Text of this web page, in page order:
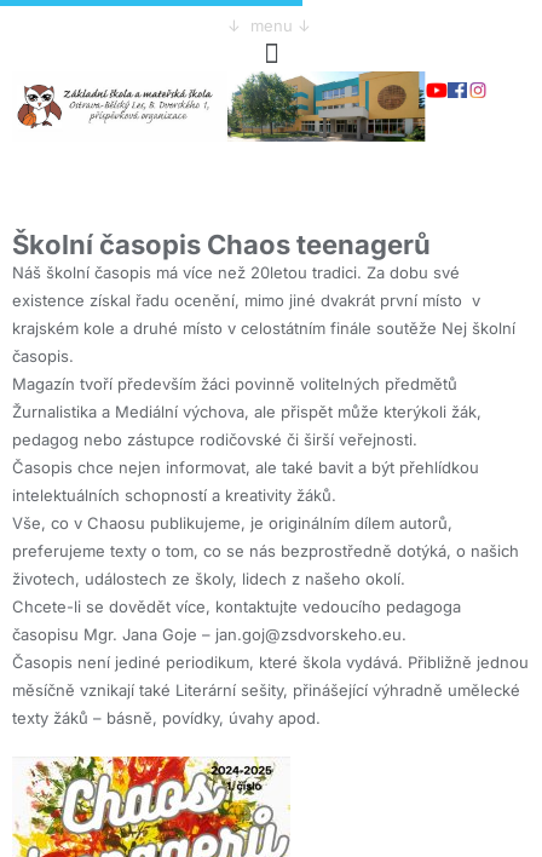
↓ menu ↓
Školní časopis Chaos teenagerů
Náš školní časopis má více než 20letou tradici. Za dobu své
existence získal řadu ocenění, mimo jiné dvakrát první místo v
krajském kole a druhé místo v celostátním finále soutěže Nej školní
časopis.
Magazín tvoří především žáci povinně volitelných předmětů
Žurnalistika a Mediální výchova, ale přispět může kterýkoli žák,
pedagog nebo zástupce rodičovské či širší veřejnosti.
Časopis chce nejen informovat, ale také bavit a být přehlídkou
intelektuálních schopností a kreativity žáků.
Vše, co v Chaosu publikujeme, je originálním dílem autorů,
preferujeme texty o tom, co se nás bezprostředně dotýká, o našich
životech, událostech ze školy, lidech z našeho okolí.
Chcete-li se dovědět více, kontaktujte vedoucího pedagoga
časopisu Mgr. Jana Goje – jan.goj@zsdvorskeho.eu.
Časopis není jediné periodikum, které škola vydává. Přibližně jednou
měsíčně vznikají také Literární sešity, přinášející výhradně umělecké
texty žáků – básně, povídky, úvahy apod.